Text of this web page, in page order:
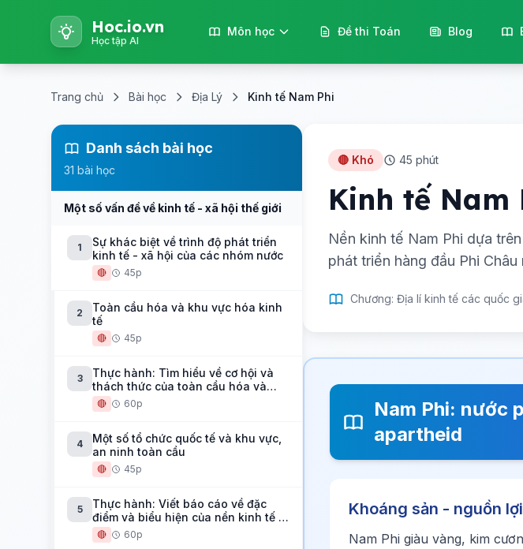
Hoc.io.vn
Học tập AI
Môn học Đề thi Toán Blog
Trang chủ Bài học Địa Lý Kinh tế Nam Phi
🔴 Khó 45 phút
Kinh tế Nam
Nền kinh tế Nam Phi dựa
phát triển hàng đầu Phi
Chương: Địa lí kinh tế các quốc
Nam Phi: nước
apartheid
Khoáng sản - nguồn
Nam Phi giàu vàng, kim
Danh sách bài học
31 bài học
Một số vấn đề về kinh tế - xã hội thế giới
1
Sự khác biệt về trình độ phát triển
kinh tế - xã hội của các nhóm nước
🔴 45p
2
Toàn cầu hóa và khu vực hóa kinh
tế
🔴 45p
3
Thực hành: Tìm hiểu về cơ hội và
thách thức của toàn cầu hóa và
khu vực hóa kinh tế
🔴 60p
4
Một số tổ chức quốc tế và khu vực,
an ninh toàn cầu
🔴 45p
5
Thực hành: Viết báo cáo về đặc
điểm và biểu hiện của nền kinh tế tri
thức
🔴 60p